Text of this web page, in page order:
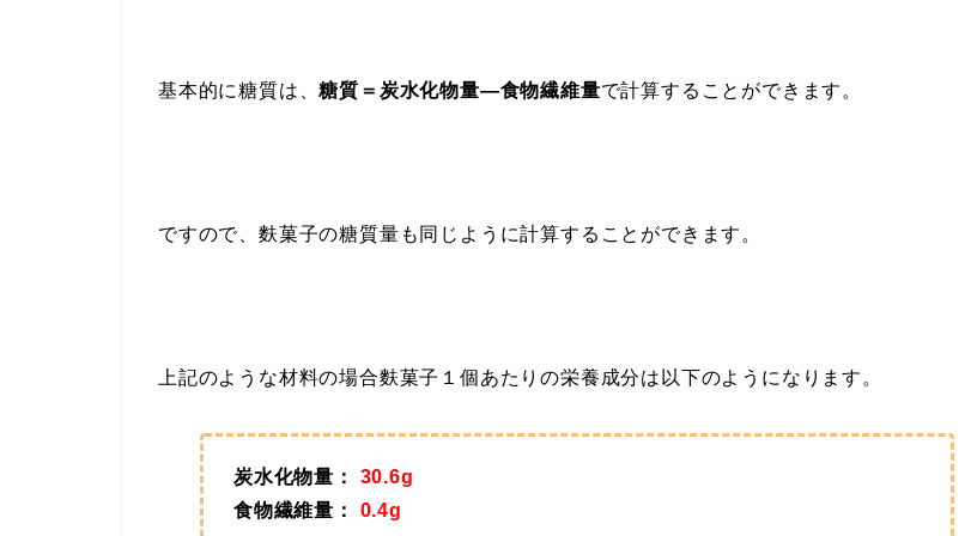
基本的に糖質は、糖質＝炭水化物量―食物繊維量で計算することができます。
ですので、麩菓子の糖質量も同じように計算することができます。
上記のような材料の場合麩菓子１個あたりの栄養成分は以下のようになります。
炭水化物量：
30.6g
食物繊維量：
0.4g